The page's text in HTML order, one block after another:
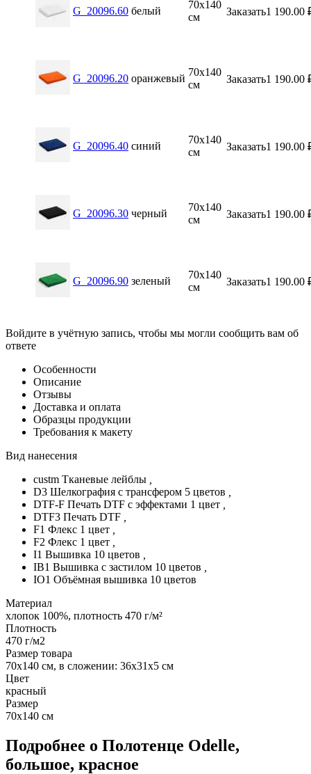
G_20096.60 белый
70х140
см
Заказать1 190.00
G_20096.20 оранжевый
70х140
см
Заказать1 190.00
G_20096.40 синий
70х140
см
Заказать1 190.00
G_20096.30 черный
70х140
см
Заказать1 190.00
G_20096.90 зеленый
70х140
см
Заказать1 190.00
Войдите в учётную запись, чтобы мы могли сообщить вам об
ответе
Особенности
Описание
Отзывы
Доставка и оплата
Образцы продукции
Требования к макету
Вид нанесения
custm Тканевые лейблы
D3 Шелкография с трансфером 5 цветов
DTF-F Печать DTF с эффектами 1 цвет
DTF3 Печать DTF
F1 Флекс 1 цвет
F2 Флекс 1 цвет
I1 Вышивка 10 цветов
IB1 Вышивка с застилом 10 цветов
IO1 Объёмная вышивка 10 цветов
Материал
хлопок 100%, плотность 470 г/м²
Плотность
470 г/м2
Размер товара
70х140 см, в сложении: 36х31х5 см
Цвет
красный
Размер
70х140 см
Подробнее о Полотенце Odelle,
большое, красное